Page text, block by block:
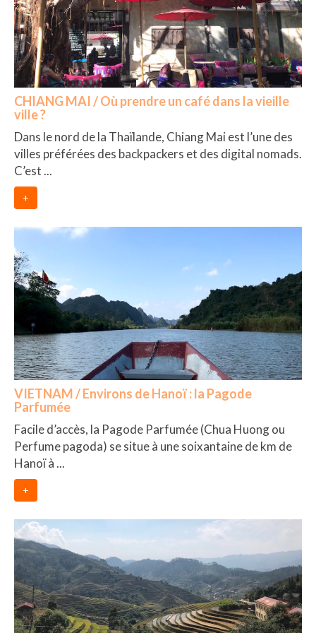
FRANCE
– Nice
– Paris
– La Réunion
– Osaka
USA
VIETNAM
– Hanoi
– Hué & Hoi An
– Quy Nhon
BONNES ADRESSES
BERLIN
Cafés
HANOI
Cafés insolites
CHIANG MAI / Où prendre un café dans la vieille
ville ?
Dans le nord de la Thaïlande, Chiang Mai est l’une des
villes préférées des backpackers et des digital nomads.
C’est ...
+
VIETNAM / Environs de Hanoï : la Pagode
Parfumée
Facile d’accès, la Pagode Parfumée (Chua Huong ou
Perfume pagoda) se situe à une soixantaine de km de
Hanoï à ...
+